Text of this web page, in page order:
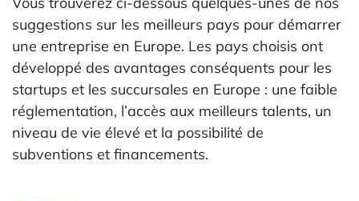
suggestions sur les meilleurs pays pour démarrer
une entreprise en Europe. Les pays choisis ont
développé des avantages conséquents pour les
startups et les succursales en Europe : une faible
réglementation, l’accès aux meilleurs talents, un
niveau de vie élevé et la possibilité de
subventions et financements.